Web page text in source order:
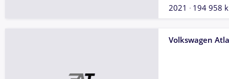
2021 194 958
Volkswagen